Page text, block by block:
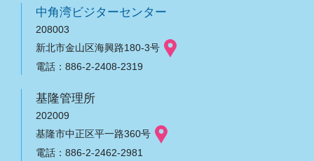
中角湾ビジターセンター
208003
新北市金山区海興路180-3号
電話：886-2-2408-2319
基隆管理所
202009
基隆市中正区平一路360号
電話：886-2-2462-2981